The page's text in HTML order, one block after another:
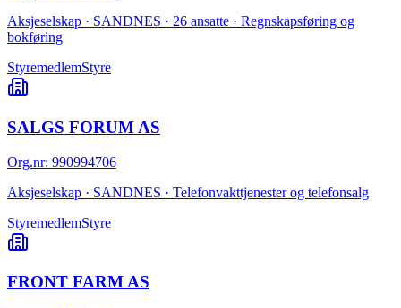
Aksjeselskap · SANDNES · 26 ansatte · Regnskapsføring og
bokføring
StyremedlemStyre
SALGS FORUM AS
Org.nr: 990994706
Aksjeselskap · SANDNES · Telefonvakttjenester og telefonsalg
StyremedlemStyre
FRONT FARM AS